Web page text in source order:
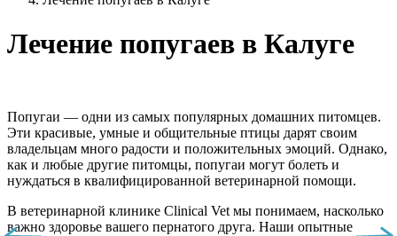
Лечение попугаев в Калуге
Попугаи — одни из самых популярных домашних питомцев.
Эти красивые, умные и общительные птицы дарят своим
владельцам много радости и положительных эмоций. Однако,
как и любые другие питомцы, попугаи могут болеть и
нуждаться в квалифицированной ветеринарной помощи.
В ветеринарной клинике Clinical Vet мы понимаем, насколько
важно здоровье вашего пернатого друга. Наши опытные